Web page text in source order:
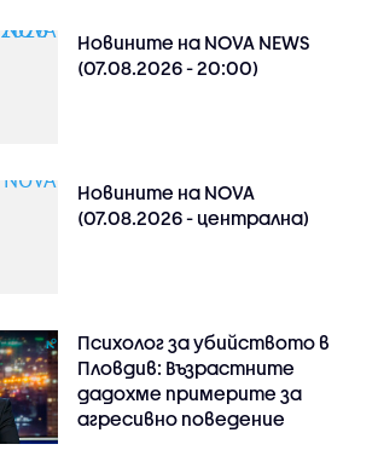
Новините на NOVA NEWS
(07.08.2026 - 20:00)
Новините на NOVA
(07.08.2026 - централна)
Психолог за убийството в
Пловдив: Възрастните
дадохме примерите за
агресивно поведение